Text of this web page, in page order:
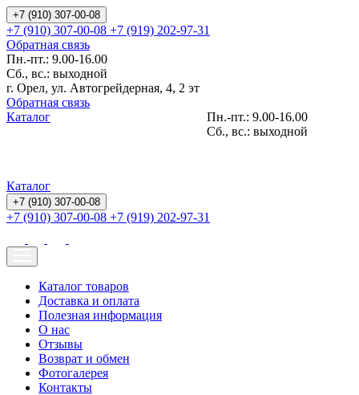
+7 (910) 307-00-08
+7 (910) 307-00-08 +7 (919) 202-97-31
Обратная связь
Пн.-пт.: 9.00-16.00
Сб., вс.: выходной
г. Орел, ул. Автогрейдерная, 4, 2 эт
Обратная связь
Пн.-пт.: 9.00-16.00
Сб., вс.: выходной
Каталог
Каталог
+7 (910) 307-00-08
+7 (910) 307-00-08 +7 (919) 202-97-31
Каталог товаров
Доставка и оплата
Полезная информация
О нас
Отзывы
Возврат и обмен
Фотогалерея
Контакты